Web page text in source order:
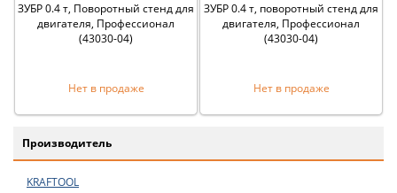
ЗУБР 0.4 т, Поворотный стенд для
двигателя, Профессионал
(43030-04)
Нет в продаже
ЗУБР 0.4 т, поворотный стенд для
двигателя, Профессионал
(43030-04)
Нет в продаже
Производитель
KRAFTOOL